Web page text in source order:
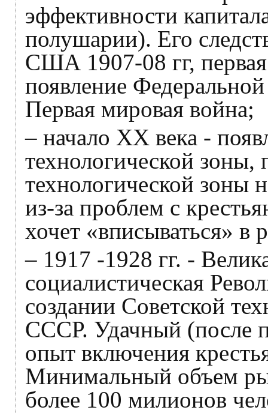
эффективности
полушарии). Его
США 1907-08 гг,
появление
Первая мировая война;
– начало ХХ века -
технологической зоны,
технологической зоны
из-за проблем с
хочет «вписываться» в
– 1917 -1928 гг. -
социалистическая
создании Советской
СССР. Удачный (после
опыт включения
Минимальный объем
более 100 милионов